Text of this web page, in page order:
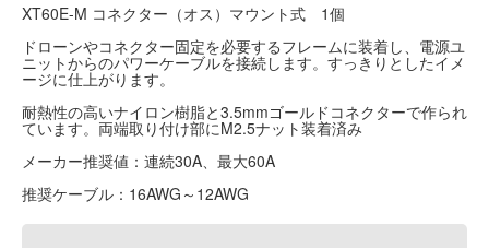
XT60E-M コネクター（オス）マウント式 1個
ドローンやコネクター固定を必要するフレームに装着し、電源ユ
ニットからのパワーケーブルを接続します。すっきりとしたイメ
ージに仕上がります。
耐熱性の高いナイロン樹脂と3.5mmゴールドコネクターで作られ
ています。両端取り付け部にM2.5ナット装着済み
メーカー推奨値：連続30A、最大60A
推奨ケーブル：16AWG～12AWG